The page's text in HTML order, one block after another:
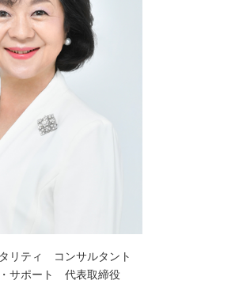
リティ コンサルタント
サポート 代表取締役